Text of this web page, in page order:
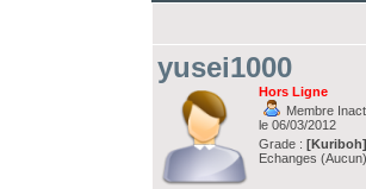
yusei1000
Hors Ligne
Membre
le 06/03/2012
Grade :
Echanges